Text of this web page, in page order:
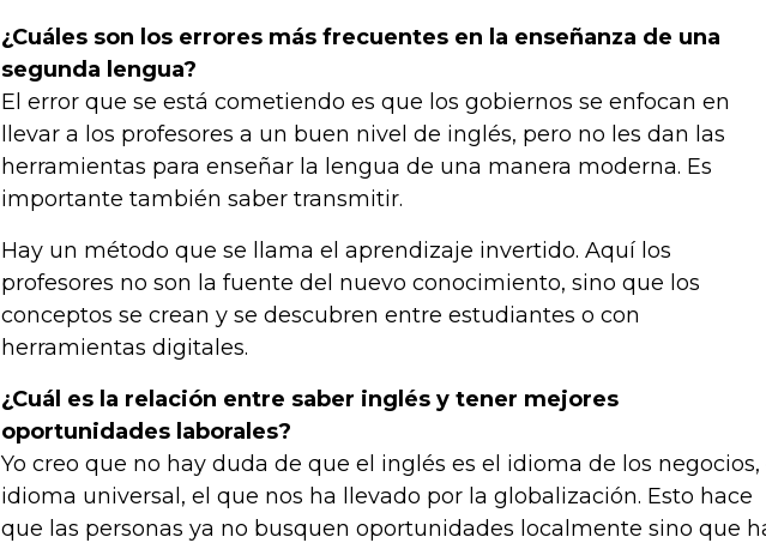
¿Cuáles son los errores más frecuentes en la enseñanza de una
segunda lengua?
El error que se está cometiendo es que los gobiernos se enfocan en
llevar a los profesores a un buen nivel de inglés, pero no les dan las
herramientas para enseñar la lengua de una manera moderna. Es
importante también saber transmitir.
Hay un método que se llama el aprendizaje invertido. Aquí los
profesores no son la fuente del nuevo conocimiento, sino que los
conceptos se crean y se descubren entre estudiantes o con
herramientas digitales.
¿Cuál es la relación entre saber inglés y tener mejores
oportunidades laborales?
Yo creo que no hay duda de que el inglés es el idioma de los negocios,
idioma universal, el que nos ha llevado por la globalización. Esto hace
que las personas ya no busquen oportunidades localmente sino que